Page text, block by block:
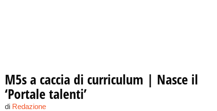
M5s a caccia di curriculum | Nasce il
‘Portale talenti’
di Redazione